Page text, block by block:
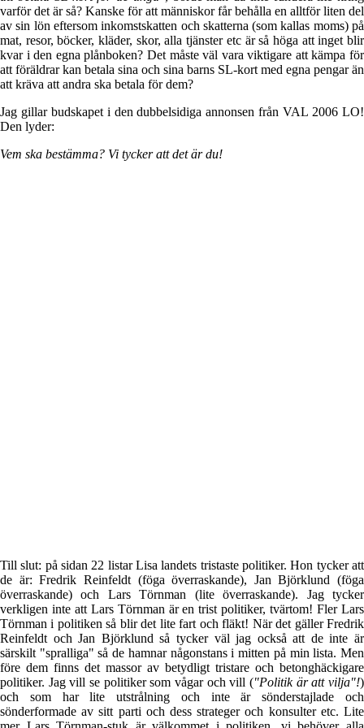
varför det är så? Kanske för att människor får behålla en alltför liten del
av sin lön eftersom inkomstskatten och skatterna (som kallas moms) på
mat, resor, böcker, kläder, skor, alla tjänster etc är så höga att inget blir
kvar i den egna plånboken? Det måste väl vara viktigare att kämpa för
att föräldrar kan betala sina och sina barns SL-kort med egna pengar än
att kräva att andra ska betala för dem?
Jag gillar budskapet i den dubbelsidiga annonsen från VAL 2006 LO!
Den lyder:
Vem ska bestämma? Vi tycker att det är du!
Till slut: på sidan 22 listar Lisa landets tristaste politiker. Hon tycker att
de är: Fredrik Reinfeldt (föga överraskande), Jan Björklund (föga
överraskande) och Lars Törnman (lite överraskande). Jag tycker
verkligen inte att Lars Törnman är en trist politiker, tvärtom! Fler Lars
Törnman i politiken så blir det lite fart och fläkt! När det gäller Fredrik
Reinfeldt och Jan Björklund så tycker väl jag också att de inte är
särskilt "spralliga" så de hamnar någonstans i mitten på min lista. Men
före dem finns det massor av betydligt tristare och betonghäckigare
politiker. Jag vill se politiker som vågar och vill ("Politik är att vilja"!)
och som har lite utstrålning och inte är sönderstajlade och
sönderformade av sitt parti och dess strateger och konsulter etc. Lite